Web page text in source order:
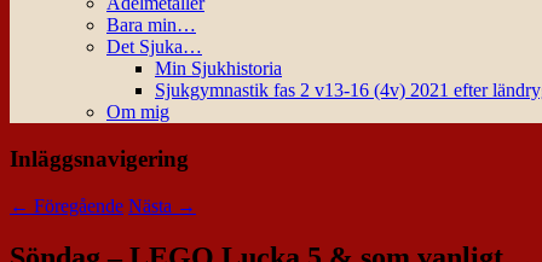
Bara min…
Det Sjuka…
Min Sjukhistoria
Sjukgymnastik fas 2 v13-16 (4v) 2021 efter
Om mig
Inläggsnavigering
← Föregående Nästa →